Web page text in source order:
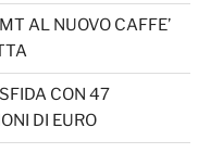
AL NUOVO CAFFE’
CON 47
DI EURO